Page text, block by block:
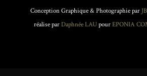
Conception Graphique & Photographie par
réalise parDaphnée LAUpourEPONIA